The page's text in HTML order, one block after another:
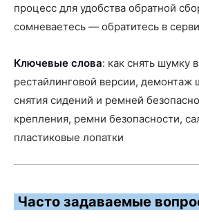
процесс для удобства обратной
сомневаетесь — обратитесь в
Ключевые слова: как снять шумку
рестайлинговой версии, демонтаж
снятия сидений и ремней
крепления, ремни безопасности,
пластиковые лопатки
Часто задаваемые